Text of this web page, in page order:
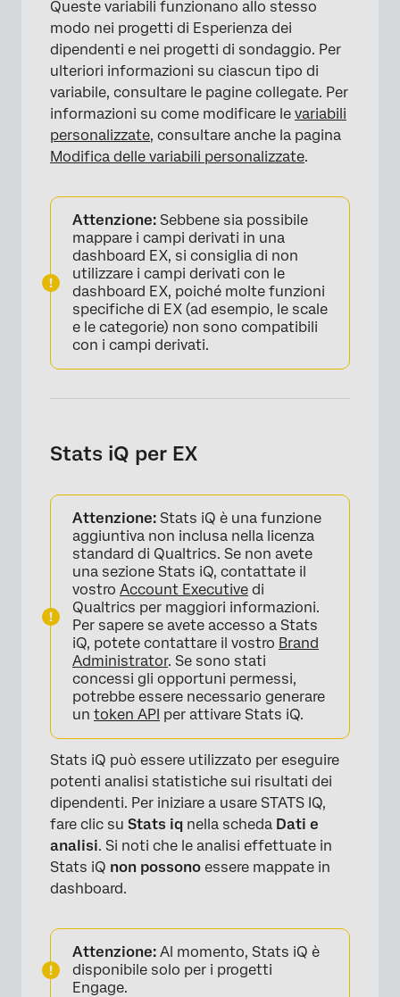
Queste variabili funzionano allo stesso
modo nei progetti di Esperienza dei
dipendenti e nei progetti di sondaggio. Per
ulteriori informazioni su ciascun tipo di
variabile, consultare le pagine collegate. Per
informazioni su come modificare le variabili
personalizzate, consultare anche la pagina
Modifica delle variabili personalizzate.
Attenzione: Sebbene sia possibile
mappare i campi derivati in una
dashboard EX, si consiglia di non
utilizzare i campi derivati con le
dashboard EX, poiché molte funzioni
specifiche di EX (ad esempio, le scale
e le categorie) non sono compatibili
con i campi derivati.
Stats iQ per EX
Attenzione: Stats iQ è una funzione
aggiuntiva non inclusa nella licenza
standard di Qualtrics. Se non avete
una sezione Stats iQ, contattate il
vostro Account Executive di
Qualtrics per maggiori informazioni.
Per sapere se avete accesso a Stats
iQ, potete contattare il vostro Brand
Administrator. Se sono stati
concessi gli opportuni permessi,
potrebbe essere necessario generare
un token API per attivare Stats iQ.
Stats iQ può essere utilizzato per eseguire
potenti analisi statistiche sui risultati dei
dipendenti. Per iniziare a usare STATS IQ,
fare clic su Stats iq nella scheda Dati e
analisi. Si noti che le analisi effettuate in
Stats iQ non possono essere mappate in
dashboard.
Attenzione: Al momento, Stats iQ è
disponibile solo per i progetti
Engage.